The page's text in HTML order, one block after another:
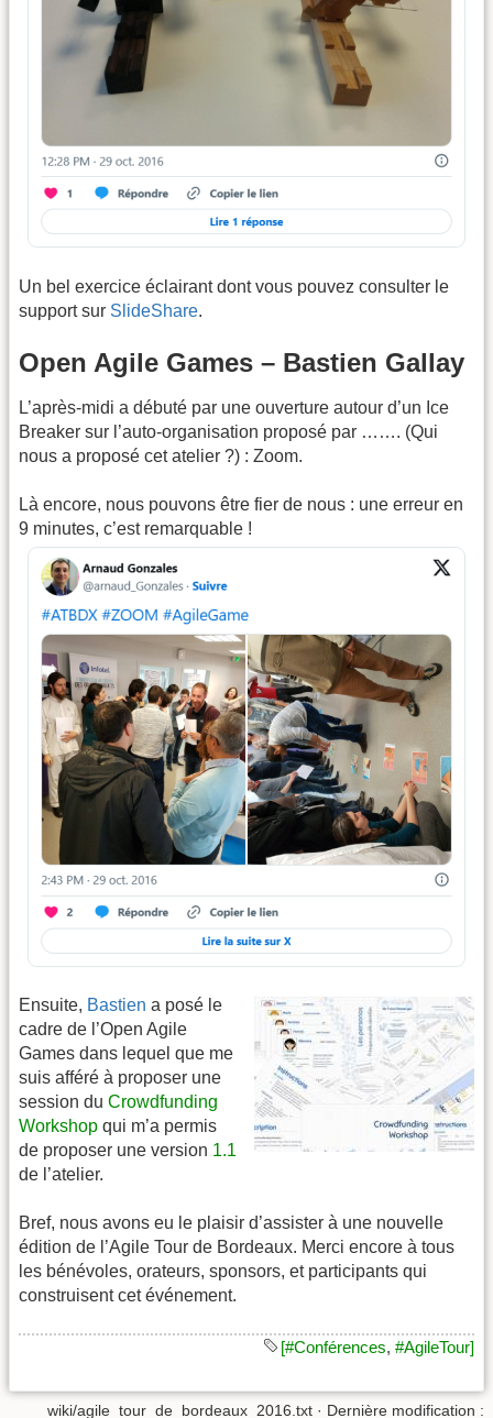
Un bel exercice éclairant dont vous pouvez consulter le
support sur SlideShare.
Open Agile Games – Bastien Gallay
L’après-midi a débuté par une ouverture autour d’un Ice
Breaker sur l’auto-organisation proposé par ……. (Qui
nous a proposé cet atelier ?) : Zoom.
Là encore, nous pouvons être fier de nous : une erreur en
9 minutes, c’est remarquable !
Ensuite, Bastien a posé le
cadre de l’Open Agile
Games dans lequel que me
suis afféré à proposer une
session du Crowdfunding
Workshop qui m’a permis
de proposer une version 1.1
de l’atelier.
Bref, nous avons eu le plaisir d’assister à une nouvelle
édition de l’Agile Tour de Bordeaux. Merci encore à tous
les bénévoles, orateurs, sponsors, et participants qui
construisent cet événement.
[#Conférences, #AgileTour]
wiki/agile_tour_de_bordeaux_2016.txt · Dernière modification :